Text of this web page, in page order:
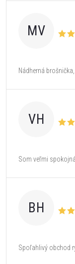
MV
Nádherná
VH
Som veľmi spokojná
BH
Spoľahlivý obchod